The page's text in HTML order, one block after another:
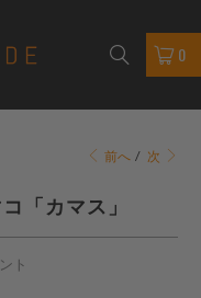
0
前へ / 次
「カマス」
ト